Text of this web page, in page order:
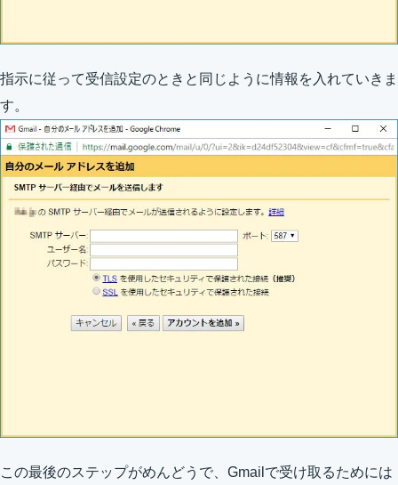
指示に従って受信設定のときと同じように情報を入れていきま
す。
この最後のステップがめんどうで、Gmailで受け取るためには